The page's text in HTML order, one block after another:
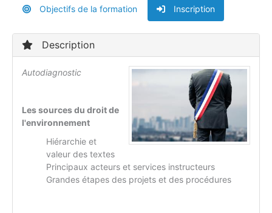
Objectifs de la formation Inscription
Description
Autodiagnostic
Les sources du droit de
l'environnement
Hiérarchie et
valeur des textes
Principaux acteurs et services instructeurs
Grandes étapes des projets et des procédures